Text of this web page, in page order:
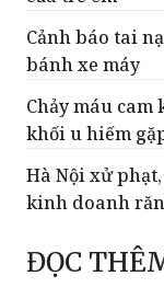
Cảnh báo tai
bánh xe máy
Chảy máu
khối u hiếm
Hà Nội xử
kinh doanh
ĐỌC